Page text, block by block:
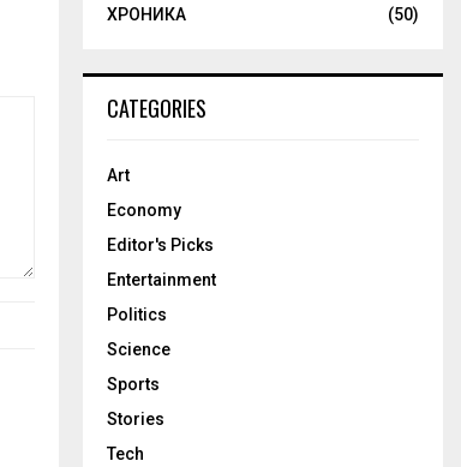
ХРОНИКА
(50)
CATEGORIES
Art
Economy
Editor's Picks
Entertainment
Politics
Science
Sports
Stories
Tech